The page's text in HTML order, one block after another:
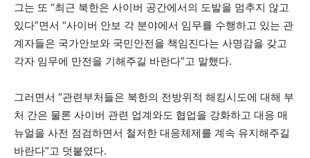
그는 또 “최근 북한은 사이버 공간에서의 도발을 멈추지 않고
있다”면서 “사이버 안보 각 분야에서 임무를 수행하고 있는 관
계자들은 국가안보와 국민안전을 책임진다는 사명감을 갖고
각자 임무에 만전을 기해주길 바란다”고 말했다.
그러면서 “관련부처들은 북한의 전방위적 해킹시도에 대해 부
처 간은 물론 사이버 관련 업계와도 협업을 강화하고 대응 매
뉴얼을 사전 점검하면서 철저한 대응체제를 계속 유지해주길
바란다”고 덧붙였다.